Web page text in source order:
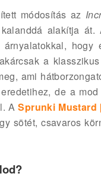
módosítás az
alakítja át.
hogy
a klasszikus
ami
de a
ASprunki
sötét, csavaros